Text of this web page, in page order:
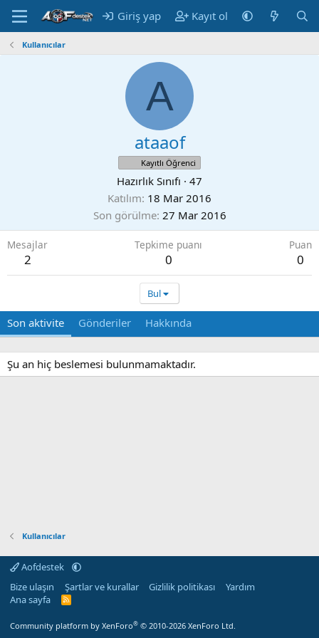
Giriş yap Kayıt ol
Kullanıcılar
A
ataaof
Kayıtlı Öğrenci
Hazırlık Sınıfı · 47
Katılım 18 Mar 2016
Son görülme 27 Mar 2016
Mesajlar
2
Tepkime puanı
0
Puan
0
Bul
Son aktivite Gönderiler Hakkında
Şu an hiç beslemesi bulunmamaktadır.
Kullanıcılar
Aofdestek
Bize ulaşın
Şartlar ve kurallar Gizlilik politikası
Yardım
Ana sayfa
R
Community platform by XenForo® © 2010-2026 XenForo Ltd.